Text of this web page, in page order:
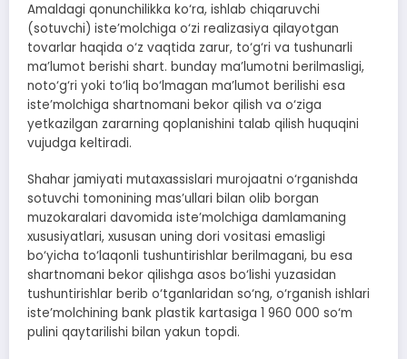
Amaldagi qonunchilikka ko‘ra, ishlab chiqaruvchi
(sotuvchi) iste’molchiga o‘zi realizasiya qilayotgan
tovarlar haqida o‘z vaqtida zarur, to‘g‘ri va tushunarli
ma’lumot berishi shart. bunday ma’lumotni berilmasligi,
noto‘g‘ri yoki to‘liq bo‘lmagan ma’lumot berilishi esa
iste’molchiga shartnomani bekor qilish va o‘ziga
yetkazilgan zararning qoplanishini talab qilish huquqini
vujudga keltiradi.
Shahar jamiyati mutaxassislari murojaatni o‘rganishda
sotuvchi tomonining mas’ullari bilan olib borgan
muzokaralari davomida iste’molchiga damlamaning
xususiyatlari, xususan uning dori vositasi emasligi
bo‘yicha to‘laqonli tushuntirishlar berilmagani, bu esa
shartnomani bekor qilishga asos bo‘lishi yuzasidan
tushuntirishlar berib o‘tganlaridan so‘ng, o‘rganish ishlari
iste’molchining bank plastik kartasiga 1 960 000 so‘m
pulini qaytarilishi bilan yakun topdi.